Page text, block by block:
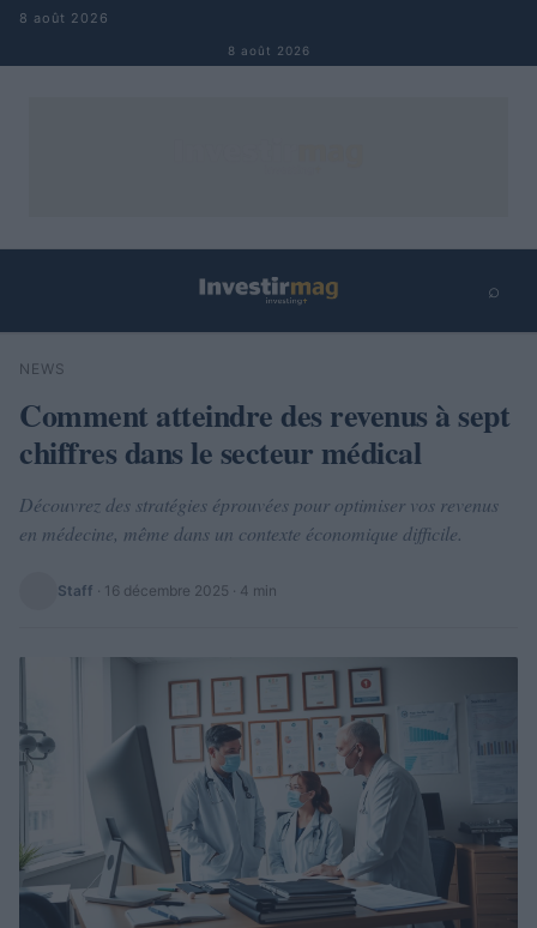
Aller au contenu
8 août 2026
8 août 2026
⌕
Rechercher
NEWS
Comment atteindre des revenus à sept
chiffres dans le secteur médical
Découvrez des stratégies éprouvées pour optimiser vos revenus
en médecine, même dans un contexte économique difficile.
Staff · 16 décembre 2025 · 4 min